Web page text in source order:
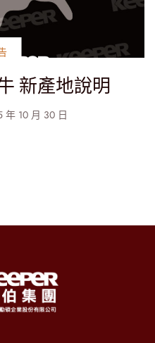
新產地說明
年 10 月 30 日